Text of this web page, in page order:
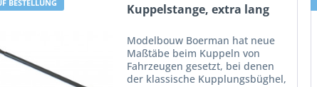
BESTELLUNG Kuppelstange, extra lang
Modelbouw Boerman hat neue
Maßtäbe beim Kuppeln von
Fahrzeugen gesetzt, bei denen
der klassische Kupplungsbüghel,